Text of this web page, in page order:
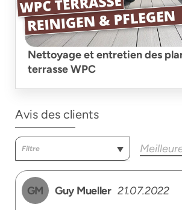
Nettoyage et entretien des
terrasse WPC
Avis des clients
GM Guy Mueller 21.07.2022